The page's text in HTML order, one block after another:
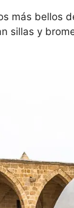
más bellos
sillas y